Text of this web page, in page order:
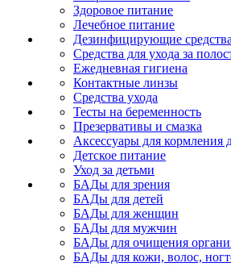
Здоровое питание
Лечебное питание
Дезинфицирующие средства
Средства для ухода за
Ежедневная гигиена
Контактные линзы
Средства ухода
Тесты на беременность
Презервативы и смазка
Аксессуары для кормления
Детское питание
Уход за детьми
БАДы для зрения
БАДы для детей
БАДы для женщин
БАДы для мужчин
БАДы для очищения
БАДы для кожи, волос,